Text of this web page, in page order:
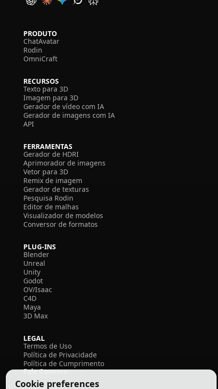
Cookie preferences
PRODUTO
ChatAvatar
Rodin
OmniCraft
RECURSOS
Texto para 3D
Imagem para 3D
Gerador de vídeo com IA
Gerador de imagens com IA
API
FERRAMENTAS
Gerador de HDRI
Aprimorador de imagens
Vetor para 3D
Remix de imagem
Gerador de texturas
Pesquisa Rodin
Editor de malhas
Visualizador de modelos
Conversor de formatos
PLUG-INS
Blender
Unreal
Unity
Godot
OV/Isaac
C4D
Maya
3D Max
LEGAL
Termos de Uso
Política de Privacidade
Política de Cumprimento
Fale Conosco